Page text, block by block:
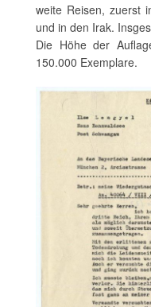
weite Reisen, zuerst
und in den Irak.
Die Höhe der
150.000 Exemplare.